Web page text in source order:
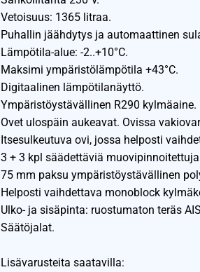
Vetoisuus: 1365 litraa.
Puhallin jäähdytys ja automaattinen
Lämpötila-alue: -2..+10°C.
Maksimi ympäristölämpötila +43°C.
Digitaalinen lämpötilanäyttö.
Ympäristöystävällinen R290 kylmäaine.
Ovet ulospäin aukeavat. Ovissa
Itsesulkeutuva ovi, jossa helposti
3 + 3 kpl säädettäviä
75 mm paksu ympäristöystävällinen
Helposti vaihdettava monoblock
Ulko- ja sisäpinta: ruostumaton teräs
Säätöjalat.
Lisävarusteita saatavilla: